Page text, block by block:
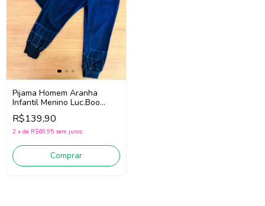
Pijama Homem Aranha
Infantil Menino Luc.Boo
97068 (Marinho)
R$139,90
2 x de R$69,95 sem juros
Comprar